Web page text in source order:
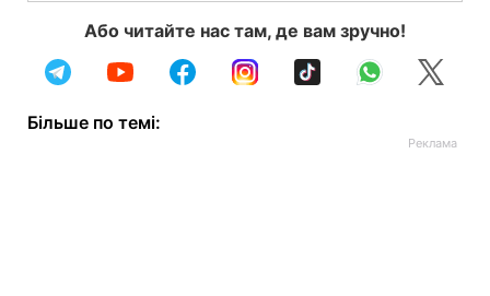
Або читайте нас там, де вам зручно!
Більше по темі: